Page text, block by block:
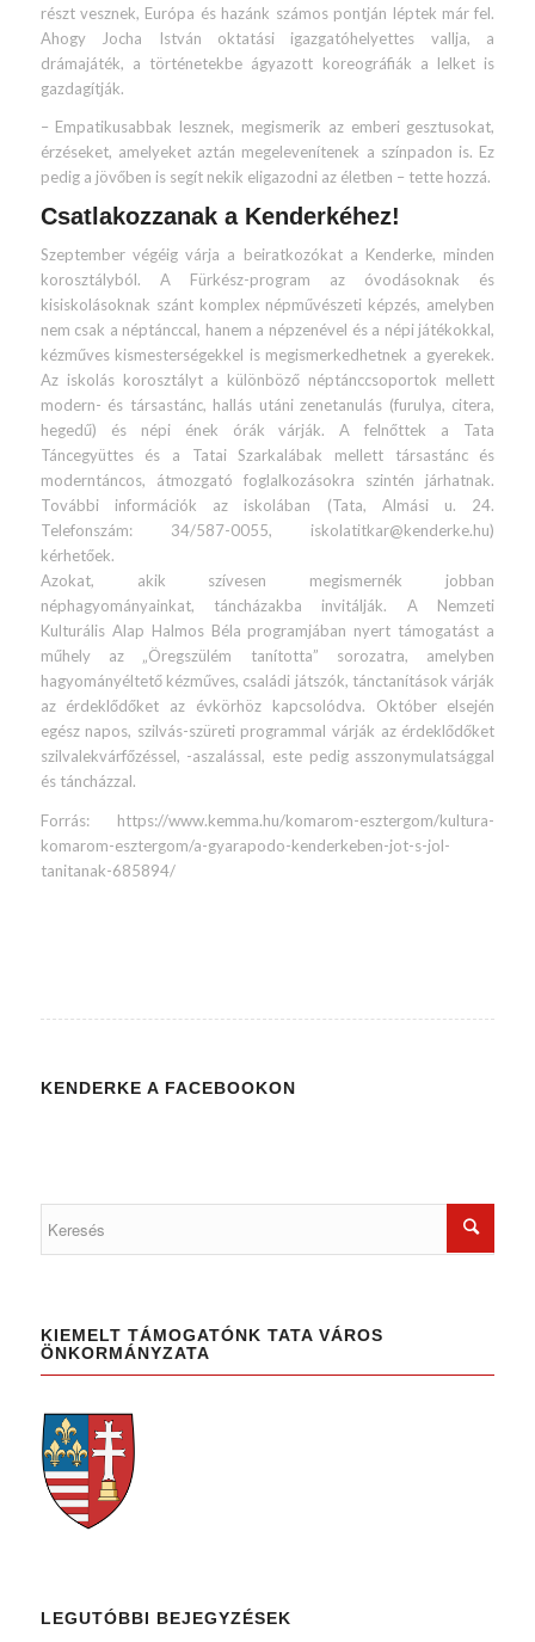
részt vesznek, Európa és hazánk számos pontján léptek már fel.
Ahogy Jocha István oktatási igazgatóhelyettes vallja, a
drámajáték, a történetekbe ágyazott koreográfiák a lelket is
gazdagítják.
– Empatikusabbak lesznek, megismerik az emberi gesztusokat,
érzéseket, amelyeket aztán megelevenítenek a színpadon is. Ez
pedig a jövőben is segít nekik eligazodni az életben – tette hozzá.
Csatlakozzanak a Kenderkéhez!
Szeptember végéig várja a beiratkozókat a Kenderke, minden
korosztályból. A Fürkész-program az óvodásoknak és
kisiskolásoknak szánt komplex népművészeti képzés, amelyben
nem csak a néptánccal, hanem a népzenével és a népi játékokkal,
kézműves kismesterségekkel is megismerkedhetnek a gyerekek.
Az iskolás korosztályt a különböző néptánccsoportok mellett
modern- és társastánc, hallás utáni zenetanulás (furulya, citera,
hegedű) és népi ének órák várják. A felnőttek a Tata
Táncegyüttes és a Tatai Szarkalábak mellett társastánc és
moderntáncos, átmozgató foglalkozásokra szintén járhatnak.
További információk az iskolában (Tata, Almási u. 24.
Telefonszám: 34/587-0055, iskolatitkar@kenderke.hu)
kérhetőek.
Azokat, akik szívesen megismernék jobban
néphagyományainkat, táncházakba invitálják. A Nemzeti
Kulturális Alap Halmos Béla programjában nyert támogatást a
műhely az „Öregszülém tanította” sorozatra, amelyben
hagyományéltető kézműves, családi játszók, tánctanítások várják
az érdeklődőket az évkörhöz kapcsolódva. Október elsején
egész napos, szilvás-szüreti programmal várják az érdeklődőket
szilvalekvárfőzéssel, -aszalással, este pedig asszonymulatsággal
és táncházzal.
Forrás: https://www.kemma.hu/komarom-esztergom/kultura-
komarom-esztergom/a-gyarapodo-kenderkeben-jot-s-jol-
tanitanak-685894/
KENDERKE A FACEBOOKON
KIEMELT TÁMOGATÓNK TATA VÁROS
ÖNKORMÁNYZATA
LEGUTÓBBI BEJEGYZÉSEK